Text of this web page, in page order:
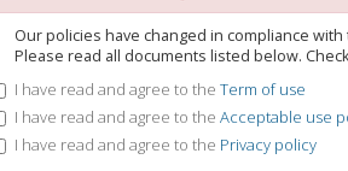
Our policies have changed in compliance
Please read all documents listed below.
I have read and agree to the Term of use
I have read and agree to the Acceptable use
I have read and agree to the Privacy policy